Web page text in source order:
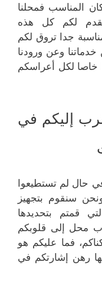
المناسب فمحلنا
لكم كل هذه
جدا تروق لكم
وعن ورودنا
خاصا لكل أعراسكم
إليكم في
حال لم تستطيعوا
ونحن سنقوم بتجهيز
قمتم بتحديدها
محل إلى قلوبكم
فما عليكم هو
رهن إشارتكم في